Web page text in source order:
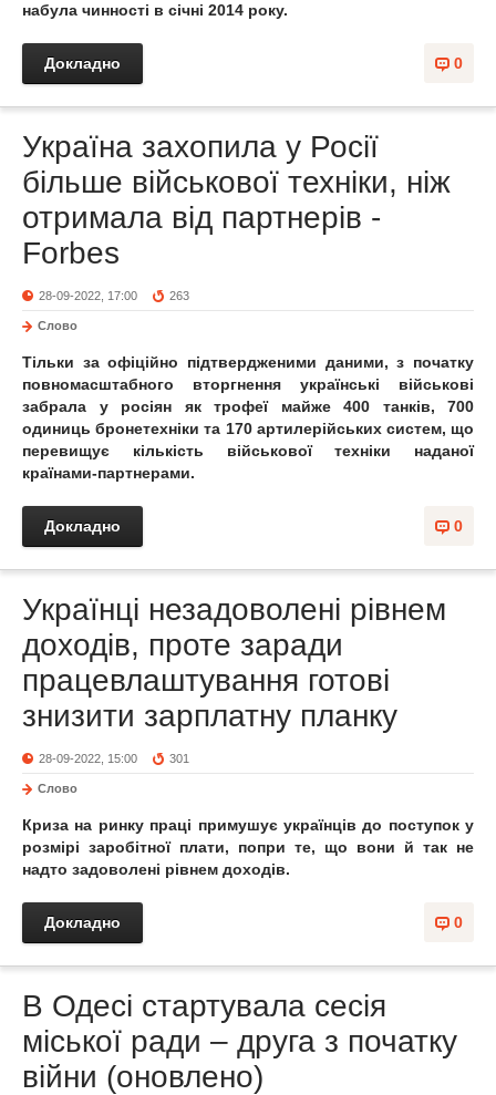
набула чинності в січні 2014 року.
0
Докладно
Україна захопила у Росії
більше військової техніки, ніж
отримала від партнерів -
Forbes
28-09-2022, 17:00 263
Слово
Тільки за офіційно підтвердженими даними, з початку
повномасштабного вторгнення українські військові
забрала у росіян як трофеї майже 400 танків, 700
одиниць бронетехніки та 170 артилерійських систем, що
перевищує кількість військової техніки наданої
країнами-партнерами.
0
Докладно
Українці незадоволені рівнем
доходів, проте заради
працевлаштування готові
знизити зарплатну планку
28-09-2022, 15:00 301
Слово
Криза на ринку праці примушує українців до поступок у
розмірі заробітної плати, попри те, що вони й так не
надто задоволені рівнем доходів.
0
Докладно
В Одесі стартувала сесія
міської ради – друга з початку
війни (оновлено)